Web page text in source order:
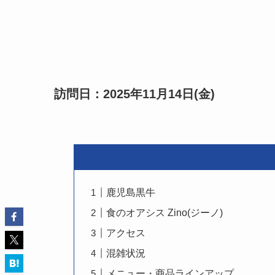
訪問日：2025年11月14日(金)
鹿児島黒牛
食のオアシス Zino(ジーノ)
アクセス
混雑状況